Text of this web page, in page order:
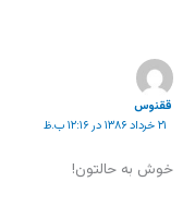
ققنوس
۲۱ خرداد ۱۳۸۶ در ۱۲:۱۶ ب.ظ
خوش به حالتون!